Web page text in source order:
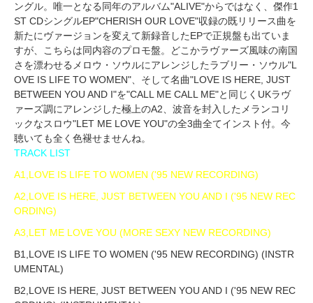
ングル。唯一となる同年のアルバム"ALIVE"からではなく、傑作1
ST CDシングルEP"CHERISH OUR LOVE"収録の既リリース曲を
新たにヴァージョンを変えて新録音したEPで正規盤も出ていま
すが、こちらは同内容のプロモ盤。どこかラヴァーズ風味の南国
さを漂わせるメロウ・ソウルにアレンジしたラブリー・ソウル"L
OVE IS LIFE TO WOMEN"、そして名曲"LOVE IS HERE, JUST
BETWEEN YOU AND I"を"CALL ME CALL ME"と同じくUKラヴ
ァーズ調にアレンジした極上のA2、波音を封入したメランコリ
ックなスロウ"LET ME LOVE YOU"の全3曲全てインスト付。今
聴いても全く色褪せませんね。
TRACK LIST
A1,LOVE IS LIFE TO WOMEN ('95 NEW RECORDING)
A2,LOVE IS HERE, JUST BETWEEN YOU AND I ('95 NEW REC
ORDING)
A3,LET ME LOVE YOU (MORE SEXY NEW RECORDING)
B1,LOVE IS LIFE TO WOMEN ('95 NEW RECORDING) (INSTR
UMENTAL)
B2,LOVE IS HERE, JUST BETWEEN YOU AND I ('95 NEW REC